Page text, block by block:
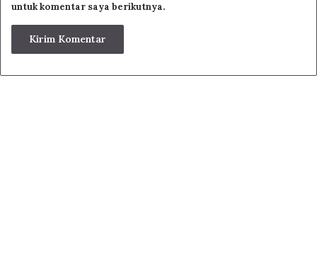
untuk komentar saya berikutnya.